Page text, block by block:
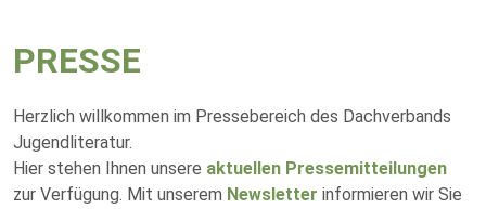
PRESSE
Herzlich willkommen im Pressebereich des Dachverbands
Jugendliteratur.
Hier stehen Ihnen unsere aktuellen Pressemitteilungen
zur Verfügung. Mit unserem Newsletter informieren wir Sie